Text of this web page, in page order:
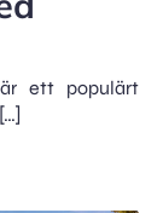
ett populärt